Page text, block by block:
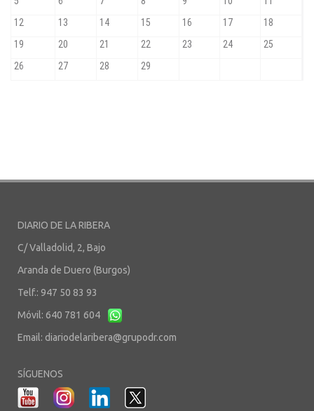
DIARIO DE LA RIBERA
C/ Valladolid, 2, Bajo
Aranda de Duero (Burgos)
Telf.: 947 50 83 93
Móvil: 640 781 604
Email: diariodelaribera@grupodr.com
SÍGUENOS